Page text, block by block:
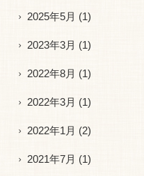
2025年5月 (1)
2023年3月 (1)
2022年8月 (1)
2022年3月 (1)
2022年1月 (2)
2021年7月 (1)